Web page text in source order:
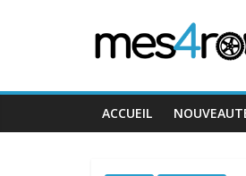
ACCUEIL